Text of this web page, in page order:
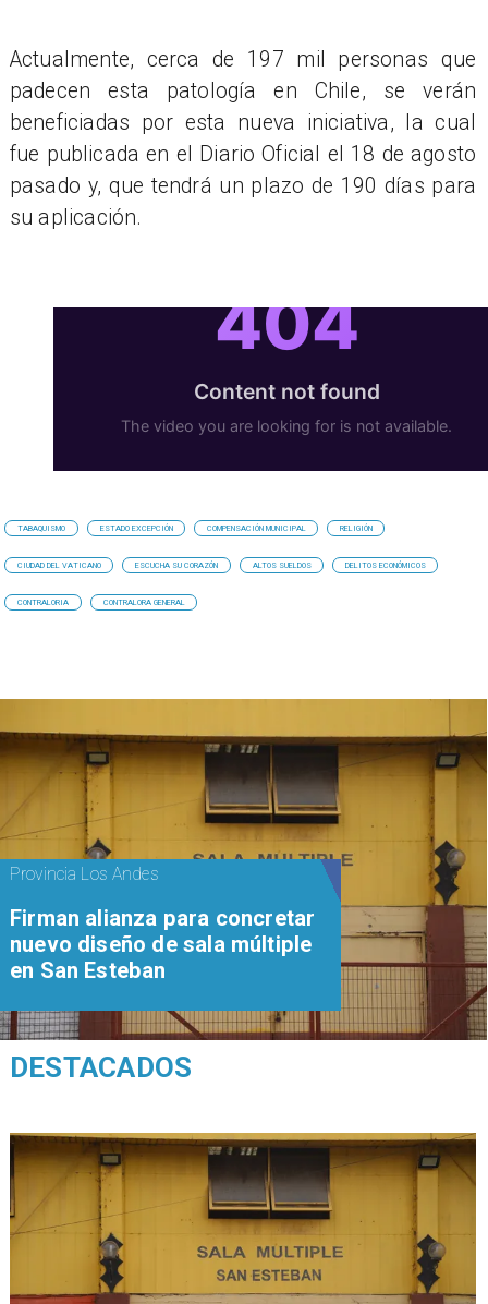
Actualmente, cerca de 197 mil personas que
padecen esta patología en Chile, se verán
beneficiadas por esta nueva iniciativa, la cual
fue publicada en el Diario Oficial el 18 de agosto
pasado y, que tendrá un plazo de 190 días para
su aplicación.
TABAQUISMO ESTADO EXCEPCIÓN COMPENSACIÓN MUNICIPAL RELIGIÓN
CIUDAD DEL VATICANO ESCUCHA SU CORAZÓN ALTOS SUELDOS DELITOS ECONÓMICOS
CONTRALORIA CONTRALORA GENERAL
Provincia Los Andes
​​Firman alianza para concretar
nuevo diseño de sala múltiple
en San Esteban
DESTACADOS